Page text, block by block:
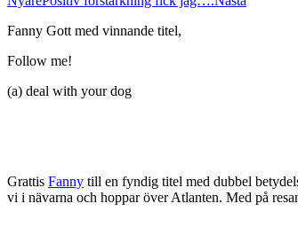
Fanny Gott med vinnande titel,
Follow me!
(a) deal with your dog
Grattis Fanny till en fyndig titel med dubbel
vi i nävarna och hoppar över Atlanten. Med på